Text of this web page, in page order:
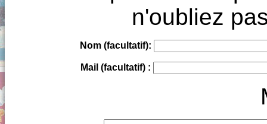
n'oubliez
Nom (facultatif):
Mail (facultatif) :